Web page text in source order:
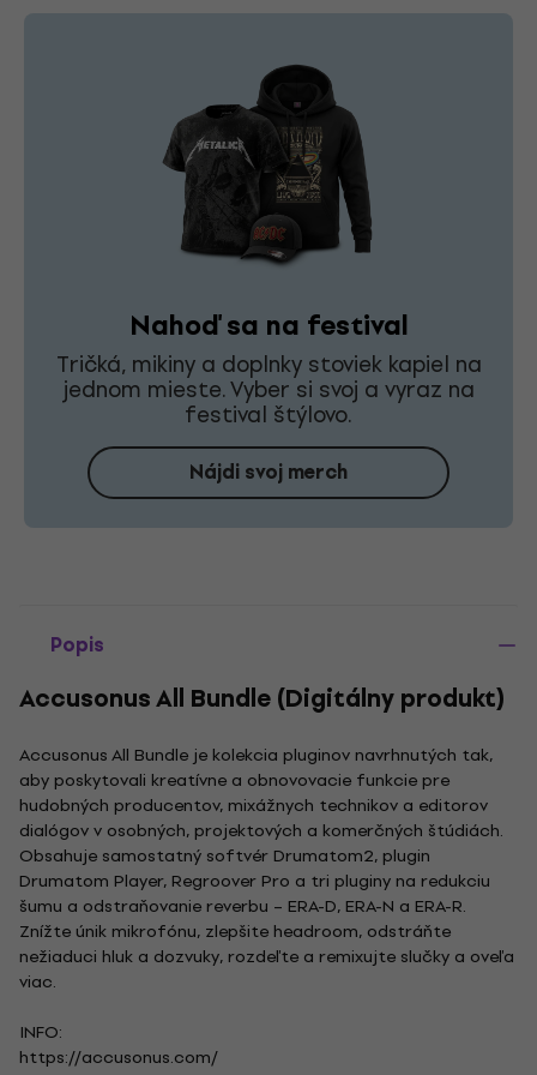
Nahoď sa na festival
Tričká, mikiny a doplnky stoviek kapiel na
jednom mieste. Vyber si svoj a vyraz na
festival štýlovo.
Nájdi svoj merch
Popis
Accusonus All Bundle (Digitálny produkt)
Accusonus All Bundle je kolekcia pluginov navrhnutých tak,
aby poskytovali kreatívne a obnovovacie funkcie pre
hudobných producentov, mixážnych technikov a editorov
dialógov v osobných, projektových a komerčných štúdiách.
Obsahuje samostatný softvér Drumatom2, plugin
Drumatom Player, Regroover Pro a tri pluginy na redukciu
šumu a odstraňovanie reverbu – ERA-D, ERA-N a ERA-R.
Znížte únik mikrofónu, zlepšite headroom, odstráňte
nežiaduci hluk a dozvuky, rozdeľte a remixujte slučky a oveľa
viac.
INFO:
https://accusonus.com/